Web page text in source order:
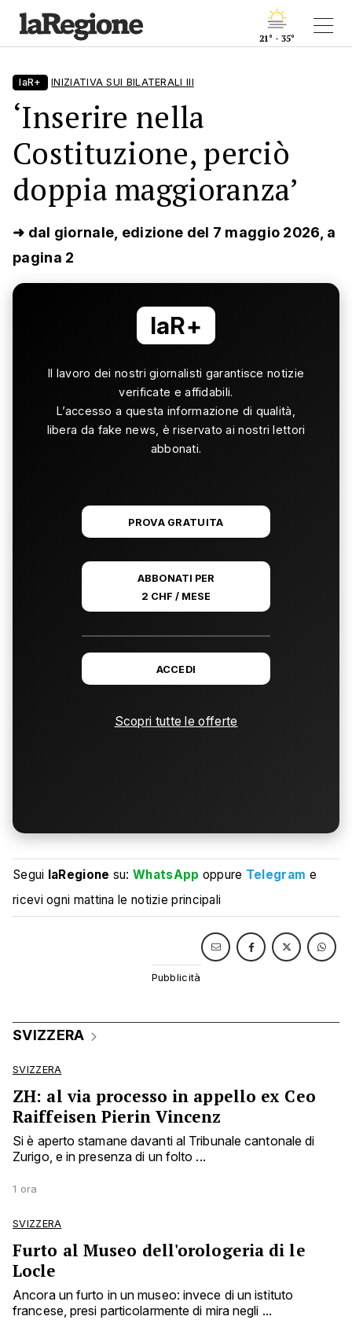
21° - 35°
laR+ INIZIATIVA SUI BILATERALI III
‘Inserire nella
Costituzione, perciò
doppia maggioranza’
➜ dal giornale, edizione del 7 maggio 2026, a
pagina 2
laR+
Il lavoro dei nostri giornalisti garantisce notizie
verificate e affidabili.
L’accesso a questa informazione di qualità,
libera da fake news, è riservato ai nostri lettori
abbonati.
PROVA GRATUITA
ABBONATI PER
2 CHF / MESE
ACCEDI
Scopri tutte le offerte
Segui laRegione su:WhatsApp oppure Telegram e
ricevi ogni mattina le notizie principali
SVIZZERA
SVIZZERA
ZH: al via processo in appello ex Ceo
Raiffeisen Pierin Vincenz
Si è aperto stamane davanti al Tribunale cantonale di
Zurigo, e in presenza di un folto ...
1 ora
SVIZZERA
Furto al Museo dell'orologeria di le
Locle
Ancora un furto in un museo: invece di un istituto
francese, presi particolarmente di mira negli ...